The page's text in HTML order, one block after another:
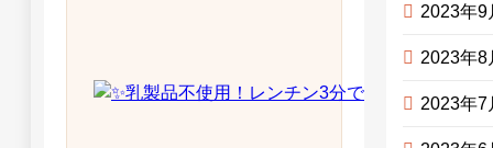
2023年9
2023年8
2023年7